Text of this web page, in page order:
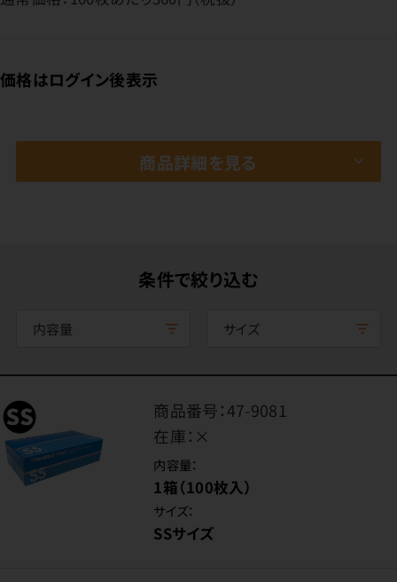
価格はログイン後表示
商品詳細を見る
条件で絞り込む
内容量 サイズ
商品番号：47-9081
在庫： ×
内容量：
1箱（100枚入）
サイズ：
SSサイズ